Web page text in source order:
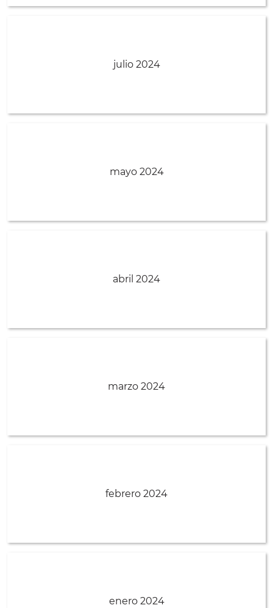
julio 2024
mayo 2024
abril 2024
marzo 2024
febrero 2024
enero 2024